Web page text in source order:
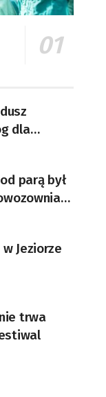
dla
parą był
Jeziorze
trwa